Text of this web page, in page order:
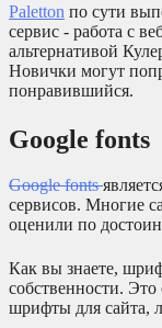
Paletton по сути
сервис - работа с
альтернативой
Новички могут
понравившийся.
Google fonts
Google fonts
сервисов. Многие
оценили по
Как вы знаете,
собственности.
шрифты для сайта,